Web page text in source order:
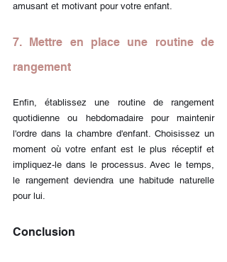
amusant et motivant pour votre enfant.
7. Mettre en place une routine de
rangement
Enfin, établissez une routine de rangement
quotidienne ou hebdomadaire pour maintenir
l'ordre dans la chambre d'enfant. Choisissez un
moment où votre enfant est le plus réceptif et
impliquez-le dans le processus. Avec le temps,
le rangement deviendra une habitude naturelle
pour lui.
Conclusion